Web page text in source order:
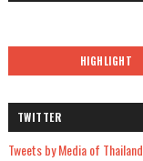
HIGHLIGHT
TWITTER
Tweets by Media of Thailand